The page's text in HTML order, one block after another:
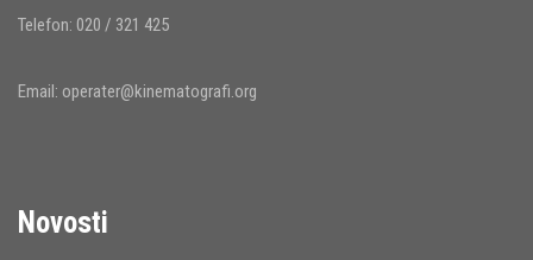
Telefon: 020 / 321 425
Email: operater@kinematografi.org
Novosti